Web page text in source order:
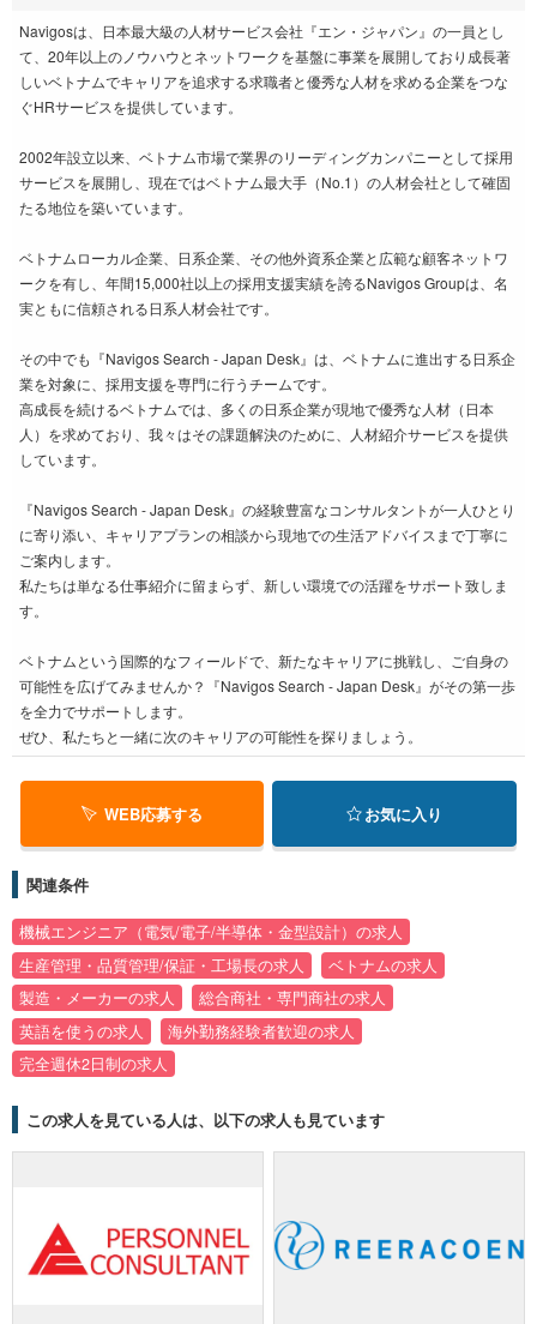
Navigosは、日本最大級の人材サービス会社『エン・ジャパン』の一員とし
て、20年以上のノウハウとネットワークを基盤に事業を展開しており成長著
しいベトナムでキャリアを追求する求職者と優秀な人材を求める企業をつな
ぐHRサービスを提供しています。
2002年設立以来、ベトナム市場で業界のリーディングカンパニーとして採用
サービスを展開し、現在ではベトナム最大手（No.1）の人材会社として確固
たる地位を築いています。
ベトナムローカル企業、日系企業、その他外資系企業と広範な顧客ネットワ
ークを有し、年間15,000社以上の採用支援実績を誇るNavigos Groupは、名
実ともに信頼される日系人材会社です。
その中でも『Navigos Search - Japan Desk』は、ベトナムに進出する日系企
業を対象に、採用支援を専門に行うチームです。
高成長を続けるベトナムでは、多くの日系企業が現地で優秀な人材（日本
人）を求めており、我々はその課題解決のために、人材紹介サービスを提供
しています。
『Navigos Search - Japan Desk』の経験豊富なコンサルタントが一人ひとり
に寄り添い、キャリアプランの相談から現地での生活アドバイスまで丁寧に
ご案内します。
私たちは単なる仕事紹介に留まらず、新しい環境での活躍をサポート致しま
す。
ベトナムという国際的なフィールドで、新たなキャリアに挑戦し、ご自身の
可能性を広げてみませんか？『Navigos Search - Japan Desk』がその第一歩
を全力でサポートします。
ぜひ、私たちと一緒に次のキャリアの可能性を探りましょう。
WEB応募する お気に入り
関連条件
機械エンジニア（電気/電子/半導体・金型設計）の求人
生産管理・品質管理/保証・工場長の求人
ベトナムの求人
製造・メーカーの求人
総合商社・専門商社の求人
英語を使うの求人
海外勤務経験者歓迎の求人
完全週休2日制の求人
この求人を見ている人は、以下の求人も見ています